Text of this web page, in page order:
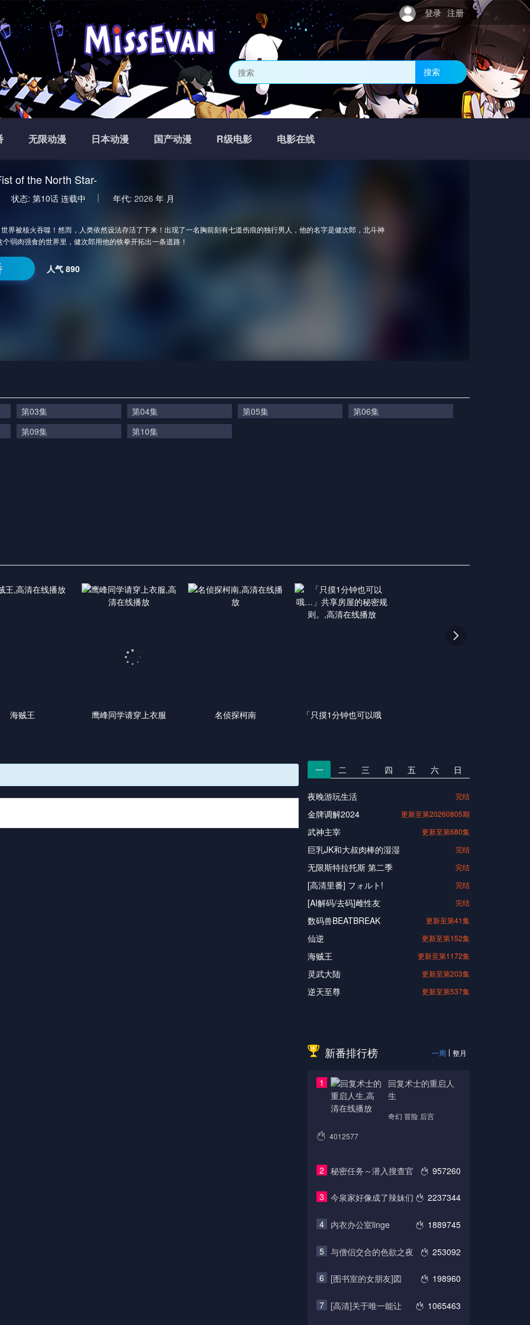
登录 注册
搜索
无限动漫 日本动漫 国产动漫 R级电影 电影在线
of the North Star-
状态: 第10话 连载中 年代: 2026 年 月
界被核火吞噬！然而，人类依然设法存活了下来！出现了一名胸前刻有七道伤痕的独行男人，他的名字是健次郎，北斗神
弱肉强食的世界里，健次郎用他的铁拳开拓出一条道路！
人气 890
第03集 第04集 第05集
第06集
第09集
第10集
海贼王 鹰峰同学请穿上衣服 名侦探柯南 「只摸1分钟也可以哦

一 二 三 四 五 六 日
夜晚游玩生活 完结
金牌调解2024 更新至第20260805期
武神主宰 更新至第680集
巨乳JK和大叔肉棒的湿湿 完结
无限斯特拉托斯 第二季 完结
[高清里番] フォルト! 完结
[AI解码/去码]雌性友 完结
数码兽BEATBREAK 更新至第41集
仙逆 更新至第152集
海贼王 更新至第1172集
灵武大陆 更新至第203集
逆天至尊 更新至第537集
新番排行榜 一周 整月
1
回复术士的重启人
生
奇幻 冒险 后宫
4012577
2 957260
秘密任务～潜入搜查官
3 2237344
今泉家好像成了辣妹们
4 1889745
内衣办公室linge
5 253092
与僧侣交合的色欲之夜
6 198960
[图书室的女朋友]図
7 1065463
[高清]关于唯一能让